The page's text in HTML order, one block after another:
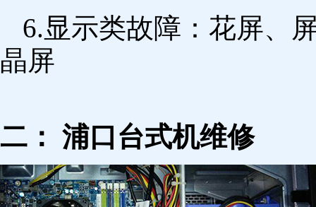
6.显示类故障：花屏、
晶屏
二： 浦口台式机维修